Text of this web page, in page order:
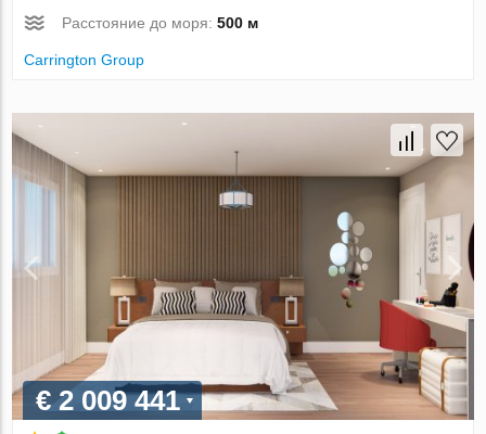
Расстояние до моря:500 м
Carrington Group
€ 2 009 441